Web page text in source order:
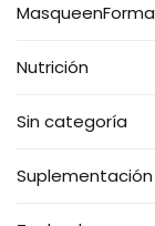
MasqueenForma
Nutrición
Sin categoría
Suplementación